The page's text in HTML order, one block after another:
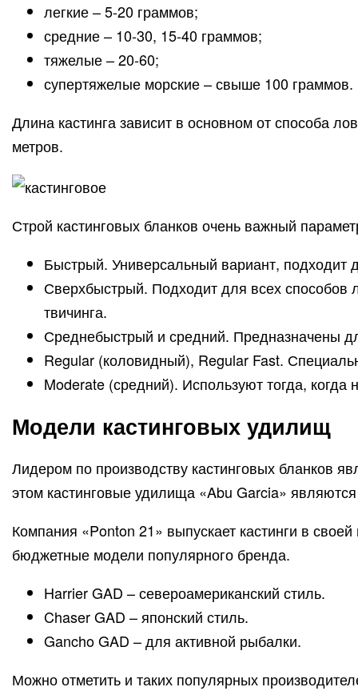
легкие – 5-20 граммов;
средние – 10-30, 15-40 граммов;
тяжелые – 20-60;
супертяжелые морские – свыше 100 граммов.
Длина кастинга зависит в основном от способа
метров.
Строй кастинговых бланков очень важный
Быстрый. Универсальный вариант, подходит
Сверхбыстрый. Подходит для всех способов
твичинга.
Среднебыстрый и средний. Предназначены
Regular (коловидный), Regular Fast.
Moderate (средний). Используют тогда,
Модели кастинговых удилищ
Лидером по производству кастинговых бланков
этом кастинговые удилища «Abu Garcia»
Компания «Ponton 21» выпускает кастинги в
бюджетные модели популярного бренда.
Harrier GAD – североамериканский стиль.
Chaser GAD – японский стиль.
Gancho GAD – для активной рыбалки.
Можно отметить и таких популярных